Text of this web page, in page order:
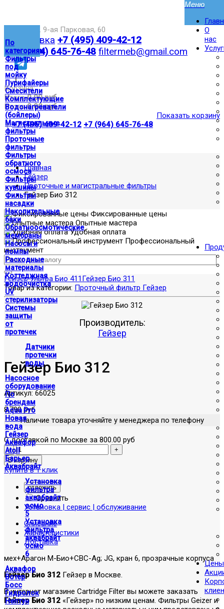
По
категориям
Фильтры
под
мойку
Пурифайеры
Смесители
Комплектующие
Водонагреватели
(бойлеры)
Магистральные
фильтры
Проточные
фильтры
Фильтры
обратного
осмоса
Фильтры
кувшины
Фильтры
насадки
Накопительные
баки
Обратноосмотические
мембраны
Насосы и
помпы
Расходные
материалы
Коттеджная
водоочистка
UV
стерилизаторы
Системы
защиты
от
протечек
Датчики
протечки
воды
Насосное
оборудование
По
брендам
Aqua Pro
Новая
вода
Гейзер
Аквафор
Atoll
Барьер
Аквабрайт
Установка
фильтра
аквабрайт
осмо
5
Установка
фильтра
аквабрайт
осмо
6
Аквафор
Вотер
Босс
Гидролок
Нептун
Москва,ул. 9-ая Парковая, 60
Доставка +7 (495) 409-42-12
+7 (964) 645-76-48 filtermeb@gmail.com
|
Корзина:
Итого0.00 руб
Итого0.00 руб
Показать корзину
| +7 (495) 409-42-12 +7 (964) 645-76-48
О
нас
Цены
Главная
Гейзер
Проточные и магистральные фильтры
Гейзер Био 312
Фиксированные цены
Опытные мастера
Удобная оплата
Профессиональный
инструмент
Гейзер Ультра Био 411Гейзер Био 311
Товар из категории: Проточный фильтр Гейзер
Производитель:
Гейзер
Гейзер Био 312
Артикул: 66025
8,790 руб
Наличие товара уточняйте у менеджера по телефону
С доставкой по Москве за 800.00 руб
Купить в 1 клик
отложить
Сравнить
Установка | сервис | обслуживание
Описание
Характеристики
Доставка
мех+Арагон М-Био+CBC-Ag; JG, кран 6, прозрачные корпуса
Гейзер Био 312 Гейзер в Москве.
В интернет магазине Cartridge Filter вы можете заказать
Гейзер Био 312 «Гейзер» по низким ценам. Фильтры Geizer и